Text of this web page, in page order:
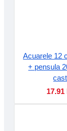
Acuarele 12
+ pensula
17.91